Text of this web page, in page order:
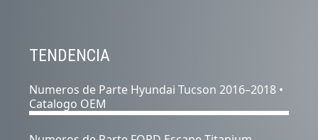
TENDENCIA
Numeros de Parte Hyundai Tucson 2016–2018 •
Catalogo OEM